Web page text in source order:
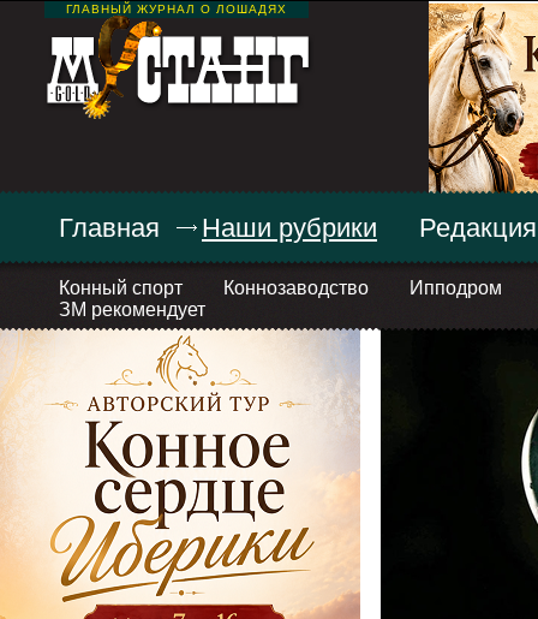
ГЛАВНЫЙ ЖУРНАЛ О ЛОШАДЯХ
Главная Наши рубрики
Конный спорт Коннозаводство
Ипподром
ЗМ рекомендует
Редакция